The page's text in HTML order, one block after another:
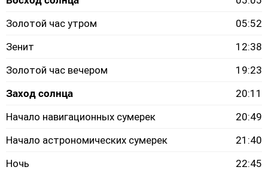
Золотой час утром
05:52
Зенит
12:38
Золотой час вечером
19:23
Заход солнца
20:11
Начало навигационных сумерек
20:49
Начало астрономических сумерек
21:40
Ночь
22:45